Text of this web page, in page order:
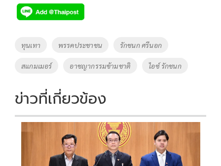
e
b
o
k
tt
er
p
y
Li
k
Tags
ทุนเทา พรรคประชาชน รักชนก ศรีนอก
สแกมเมอร์ อาชญากรรมข้ามชาติ ไอซ์ รักชนก
ข่าวที่เกี่ยวข้อง